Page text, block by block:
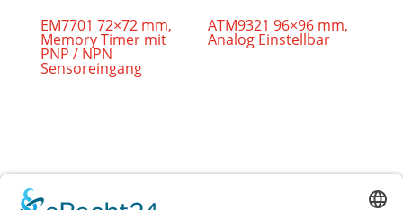
EM7701 72×72 mm,
Memory Timer mit
PNP / NPN
Sensoreingang
ATM9321 96×96 mm,
Analog Einstellbar